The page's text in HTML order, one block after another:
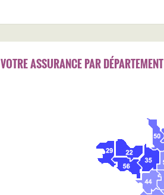
VOTRE ASSURANCE PAR DÉPARTEMENT